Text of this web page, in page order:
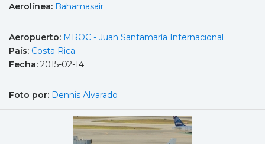
Aerolínea: Bahamasair
Aeropuerto: MROC - Juan Santamaría Internacional
País: Costa Rica
Fecha: 2015-02-14
Foto por: Dennis Alvarado